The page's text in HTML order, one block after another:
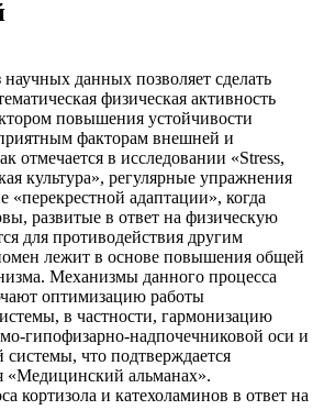
данных позволяет сделать
физическая активность
повышения устойчивости
факторам внешней и
отмечается в исследовании «Stress,
культура», регулярные упражнения
«перекрестной адаптации», когда
развитые в ответ на физическую
для противодействия другим
лежит в основе повышения общей
Механизмы данного процесса
оптимизацию работы
в частности, гармонизацию
гипофизарно-надпочечниковой оси и
системы, что подтверждается
«Медицинский альманах».
кортизола и катехоламинов в ответ на